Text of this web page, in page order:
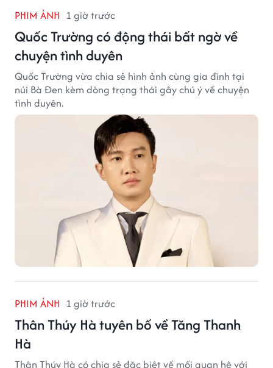
PHIM ẢNH 1 giờ trước
Quốc Trường có động thái bất ngờ về
chuyện tình duyên
Quốc Trường vừa chia sẻ hình ảnh cùng gia đình tại
núi Bà Đen kèm dòng trạng thái gây chú ý về chuyện
tình duyên.
PHIM ẢNH 1 giờ trước
Thân Thúy Hà tuyên bố về Tăng Thanh
Hà
Thân Thúy Hà có chia sẻ đặc biệt về mối quan hệ với